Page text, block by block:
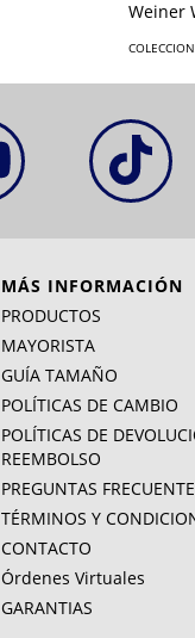
Weiner
MÁS INFORMACIÓN
PRODUCTOS
MAYORISTA
GUÍA TAMAÑO
POLÍTICAS DE CAMBIO
POLÍTICAS DE
REEMBOLSO
PREGUNTAS
TÉRMINOS Y
CONTACTO
Órdenes Virtuales
GARANTIAS